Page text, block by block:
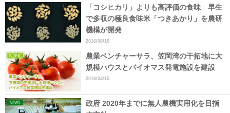
「コシヒカリ」よりも高評価の食味 早生
で多収の極良食味米「つきあかり」を農研
機構が開発
2016/08/10
農業ベンチャーサラ、笠岡湾の干拓地に大
規模ハウスとバイオマス発電施設を建設
2016/04/15
政府 2020年までに無人農機実用化を目指